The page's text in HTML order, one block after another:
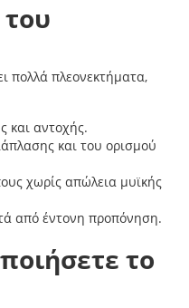
πολλά πλεονεκτήματα,
και αντοχής.
και του ορισμού
χωρίς απώλεια μυϊκής
από έντονη προπόνηση.
το